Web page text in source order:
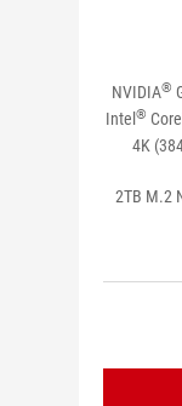
NVIDIA®
Intel®
18" 4K
2TB M.2